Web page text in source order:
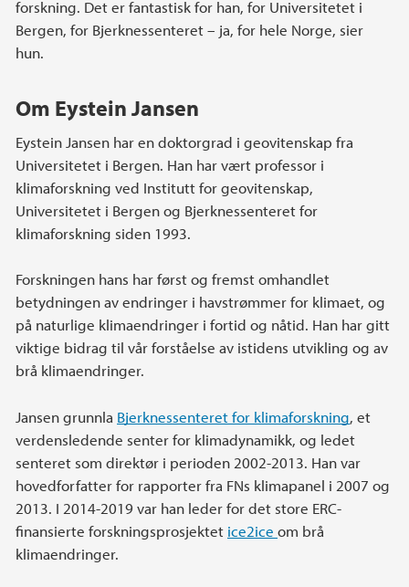
forskning. Det er fantastisk for han, for Universitetet i
Bergen, for Bjerknessenteret – ja, for hele Norge, sier
hun.
Om Eystein Jansen
Eystein Jansen har en doktorgrad i geovitenskap fra
Universitetet i Bergen. Han har vært professor i
klimaforskning ved Institutt for geovitenskap,
Universitetet i Bergen og Bjerknessenteret for
klimaforskning siden 1993.
Forskningen hans har først og fremst omhandlet
betydningen av endringer i havstrømmer for klimaet, og
på naturlige klimaendringer i fortid og nåtid. Han har gitt
viktige bidrag til vår forståelse av istidens utvikling og av
brå klimaendringer.
Jansen grunnla Bjerknessenteret for klimaforskning, et
verdensledende senter for klimadynamikk, og ledet
senteret som direktør i perioden 2002-2013. Han var
hovedforfatter for rapporter fra FNs klimapanel i 2007 og
2013. I 2014-2019 var han leder for det store ERC-
finansierte forskningsprosjektet ice2ice om brå
klimaendringer.